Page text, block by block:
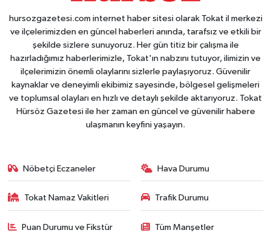
hursozgazetesi.com internet haber sitesi olarak Tokat il merkezi
ve ilçelerimizden en güncel haberleri anında, tarafsız ve etkili bir
şekilde sizlere sunuyoruz. Her gün titiz bir çalışma ile
hazırladığımız haberlerimizle, Tokat'ın nabzını tutuyor, ilimizin ve
ilçelerimizin önemli olaylarını sizlerle paylaşıyoruz. Güvenilir
kaynaklar ve deneyimli ekibimiz sayesinde, bölgesel gelişmeleri
ve toplumsal olayları en hızlı ve detaylı şekilde aktarıyoruz. Tokat
Hürsöz Gazetesi ile her zaman en güncel ve güvenilir habere
ulaşmanın keyfini yaşayın.
Nöbetçi Eczaneler Hava Durumu
Tokat Namaz Vakitleri Trafik Durumu
Puan Durumu ve Fikstür Tüm Manşetler